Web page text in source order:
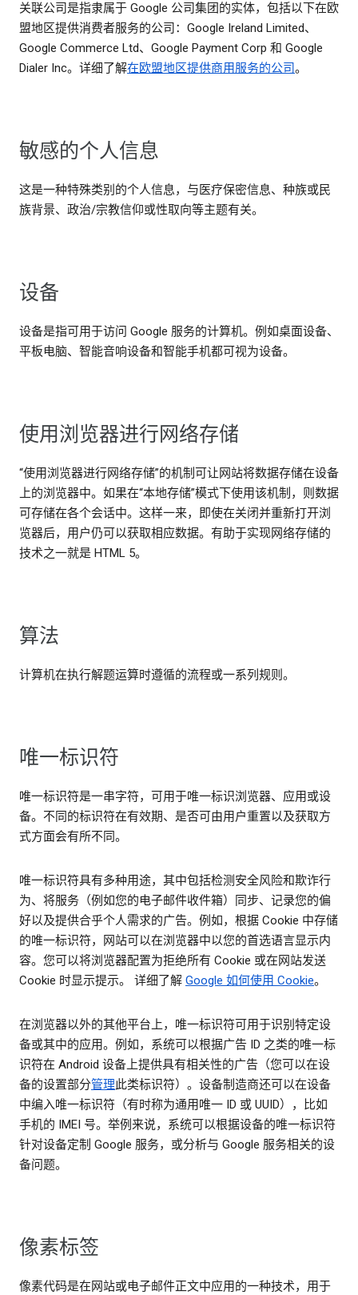
关联公司是指隶属于 Google 公司集团的实体，包括以下在欧
盟地区提供消费者服务的公司：Google Ireland Limited、
Google Commerce Ltd、Google Payment Corp 和 Google
Dialer Inc。详细了解在欧盟地区提供商用服务的公司。
敏感的个人信息
这是一种特殊类别的个人信息，与医疗保密信息、种族或民
族背景、政治/宗教信仰或性取向等主题有关。
设备
设备是指可用于访问 Google 服务的计算机。例如桌面设备、
平板电脑、智能音响设备和智能手机都可视为设备。
使用浏览器进行网络存储
“使用浏览器进行网络存储”的机制可让网站将数据存储在设备
上的浏览器中。如果在“本地存储”模式下使用该机制，则数据
可存储在各个会话中。这样一来，即使在关闭并重新打开浏
览器后，用户仍可以获取相应数据。有助于实现网络存储的
技术之一就是 HTML 5。
算法
计算机在执行解题运算时遵循的流程或一系列规则。
唯一标识符
唯一标识符是一串字符，可用于唯一标识浏览器、应用或设
备。不同的标识符在有效期、是否可由用户重置以及获取方
式方面会有所不同。
唯一标识符具有多种用途，其中包括检测安全风险和欺诈行
为、将服务（例如您的电子邮件收件箱）同步、记录您的偏
好以及提供合乎个人需求的广告。例如，根据 Cookie 中存储
的唯一标识符，网站可以在浏览器中以您的首选语言显示内
容。您可以将浏览器配置为拒绝所有 Cookie 或在网站发送
Cookie 时显示提示。 详细了解 Google 如何使用 Cookie。
在浏览器以外的其他平台上，唯一标识符可用于识别特定设
备或其中的应用。例如，系统可以根据广告 ID 之类的唯一标
识符在 Android 设备上提供具有相关性的广告（您可以在设
备的设置部分管理此类标识符）。设备制造商还可以在设备
中编入唯一标识符（有时称为通用唯一 ID 或 UUID），比如
手机的 IMEI 号。举例来说，系统可以根据设备的唯一标识符
针对设备定制 Google 服务，或分析与 Google 服务相关的设
备问题。
像素标签
像素代码是在网站或电子邮件正文中应用的一种技术，用于